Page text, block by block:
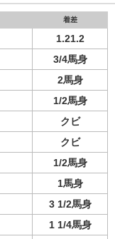
着差
1.21.2
3/4馬身
2馬身
1/2馬身
クビ
クビ
1/2馬身
1馬身
3 1/2馬身
1 1/4馬身